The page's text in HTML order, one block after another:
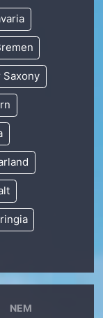
Saxony
NEM